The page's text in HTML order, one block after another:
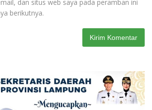
dan situs web saya pada peramban ini
berikutnya.